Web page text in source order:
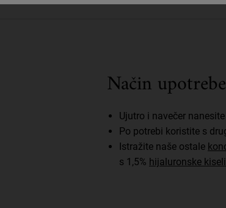
Način upotrebe
Ujutro i navečer
Po potrebi koristite s
Istražite naše ostale
s 1,5% hijaluronske